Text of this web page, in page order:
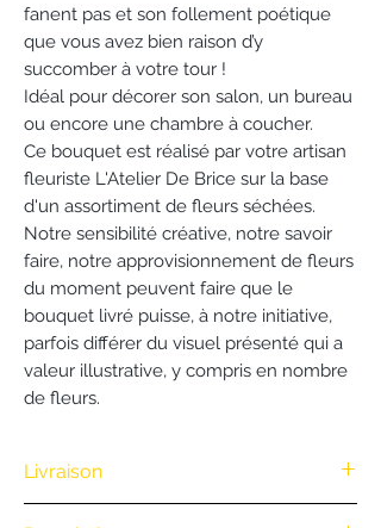
fanent pas et son follement poétique
que vous avez bien raison d’y
succomber à votre tour !
Idéal pour décorer son salon, un bureau
ou encore une chambre à coucher.
Ce bouquet est réalisé par votre artisan
fleuriste L'Atelier De Brice sur la base
d'un assortiment de fleurs séchées.
Notre sensibilité créative, notre savoir
faire, notre approvisionnement de fleurs
du moment peuvent faire que le
bouquet livré puisse, à notre initiative,
parfois différer du visuel présenté qui a
valeur illustrative, y compris en nombre
de fleurs.
Livraison